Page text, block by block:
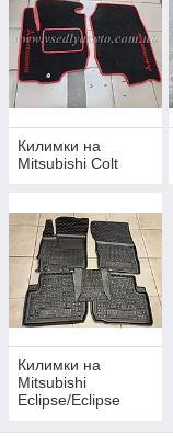
Килимки на
Mitsubishi Colt
Килимки на
Mitsubishi
Eclipse/Eclipse